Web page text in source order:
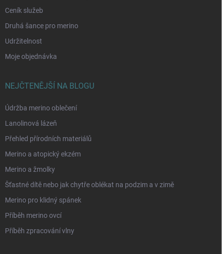
Ceník služeb
Druhá šance pro merino
Udržitelnost
Moje objednávka
NEJČTENĚJŠÍ NA BLOGU
Údržba merino oblečení
Lanolinová lázeň
Přehled přírodních materiálů
Merino a atopický ekzém
Merino a žmolky
Šťastné dítě nebo jak chytře oblékat na podzim a v zimě
Merino pro klidný spánek
Příběh merino ovcí
Příběh zpracování vlny